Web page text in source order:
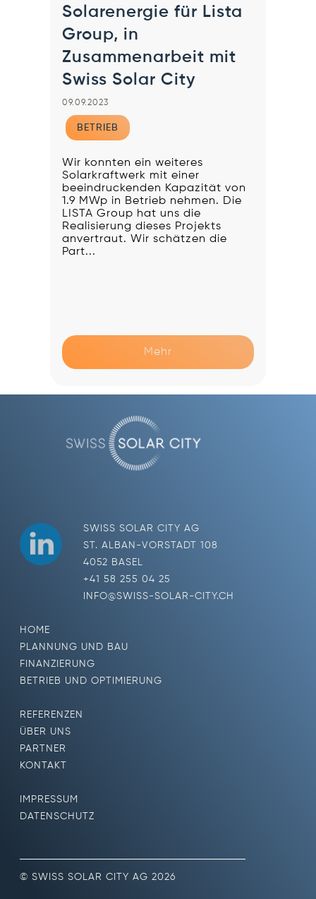
Solarenergie für Lista
Group, in
Zusammenarbeit mit
Swiss Solar City
09.09.2023
BETRIEB
Wir konnten ein weiteres
Solarkraftwerk mit einer
beeindruckenden Kapazität von
1.9 MWp in Betrieb nehmen. Die
LISTA Group hat uns die
Realisierung dieses Projekts
anvertraut. Wir schätzen die
Part...
Mehr
SWISS SOLAR CITY AG
ST. ALBAN-VORSTADT 108
4052 BASEL
+41 58 255 04 25
INFO@SWISS-SOLAR-CITY.CH
HOME
PLANNUNG UND BAU
FINANZIERUNG
BETRIEB UND OPTIMIERUNG
REFERENZEN
ÜBER UNS
PARTNER
KONTAKT
IMPRESSUM
DATENSCHUTZ
© SWISS SOLAR CITY AG 2026